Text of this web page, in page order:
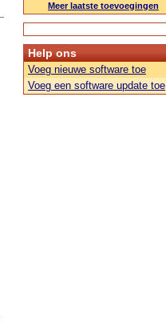
Meer laatste toevoegingen
Help ons
Voeg nieuwe software toe
Voeg een software update toe